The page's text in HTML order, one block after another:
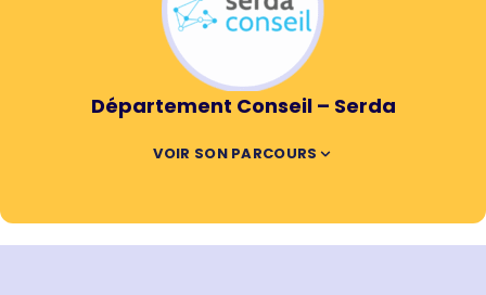
Département Conseil – Serda
VOIR SON PARCOURS